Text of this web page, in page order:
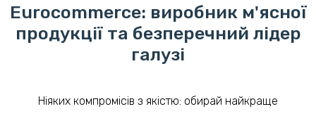
Eurocommerce: виробник м'ясної
продукції та безперечний лідер
галузі
Ніяких компромісів з якістю: обирай найкраще